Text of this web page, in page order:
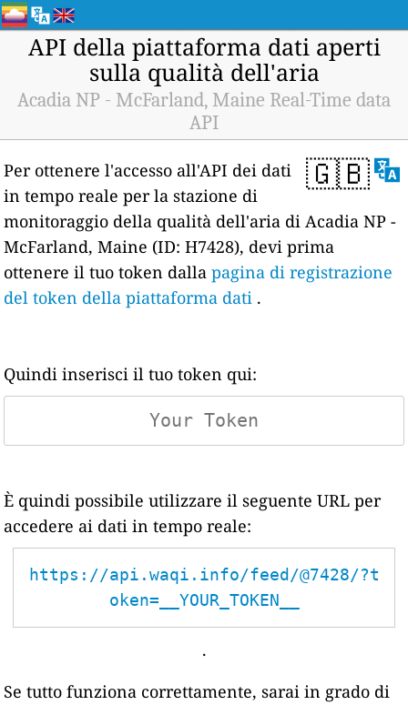
API della piattaforma dati aperti
sulla qualità dell'aria
Acadia NP - McFarland, Maine Real-Time data
API
🇬🇧
Per ottenere l'accesso all'API dei dati
in tempo reale per la stazione di
monitoraggio della qualità dell'aria di Acadia NP -
McFarland, Maine (ID: H7428), devi prima
ottenere il tuo token dallapagina di registrazione
del token della piattaforma dati .
Quindi inserisci il tuo token qui:
È quindi possibile utilizzare il seguente URL per
accedere ai dati in tempo reale:
https://api.waqi.info/feed/@7428/?t
oken=__YOUR_TOKEN__
.
Se tutto funziona correttamente, sarai in grado di